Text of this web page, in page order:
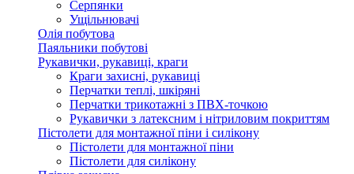
Серпянки
Ущільнювачі
Олія побутова
Паяльники побутові
Рукавички, рукавиці, краги
Краги захисні, рукавиці
Перчатки теплі, шкіряні
Перчатки трикотажні з ПВХ-точкою
Рукавички з латексним і нітриловим покриттям
Пістолети для монтажної піни і силікону
Пістолети для монтажної піни
Пістолети для силікону